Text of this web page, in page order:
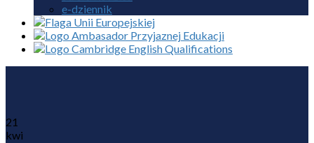
e-dziennik
21
kwi